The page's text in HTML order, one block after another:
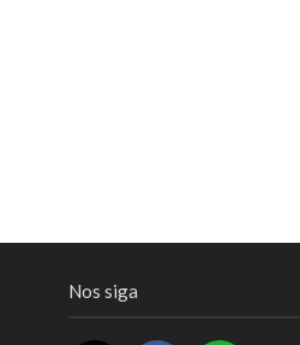
Nos siga